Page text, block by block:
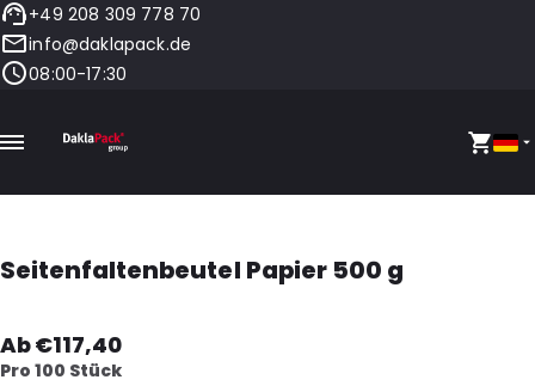
+49 208 309 778 70
info@daklapack.de
08:00-17:30
Seitenfaltenbeutel Papier 500 g
Ab €117,40
Pro 100 Stück